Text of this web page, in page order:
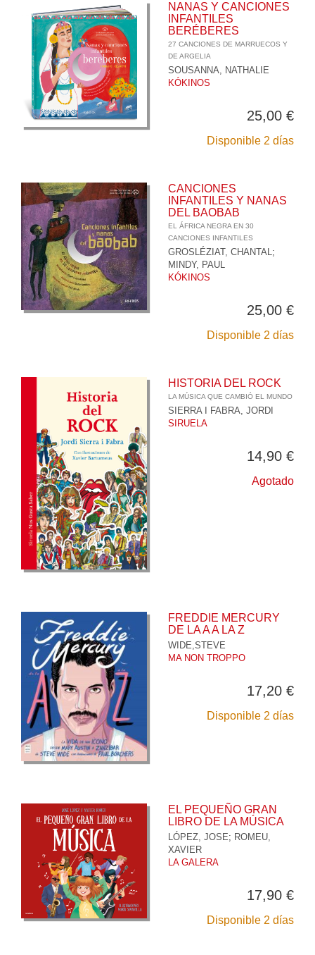
NANAS Y CANCIONES
INFANTILES
BERÉBERES
27 CANCIONES DE MARRUECOS Y
DE ARGELIA
SOUSANNA, NATHALIE
KÓKINOS
25,00 €
Disponible 2 días
CANCIONES
INFANTILES Y NANAS
DEL BAOBAB
EL ÁFRICA NEGRA EN 30
CANCIONES INFANTILES
GROSLÉZIAT, CHANTAL;
MINDY, PAUL
KÓKINOS
25,00 €
Disponible 2 días
HISTORIA DEL ROCK
LA MÚSICA QUE CAMBIÓ EL MUNDO
SIERRA I FABRA, JORDI
SIRUELA
14,90 €
Agotado
FREDDIE MERCURY
DE LA A A LA Z
WIDE,STEVE
MA NON TROPPO
17,20 €
Disponible 2 días
EL PEQUEÑO GRAN
LIBRO DE LA MÚSICA
LÓPEZ, JOSE; ROMEU,
XAVIER
LA GALERA
17,90 €
Disponible 2 días